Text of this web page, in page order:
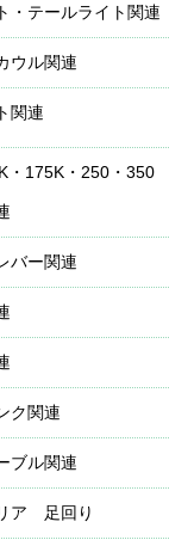
・テールライト関連
ウル関連
関連
・175K・250・350
バー関連
ク関連
ブル関連
ア 足回り